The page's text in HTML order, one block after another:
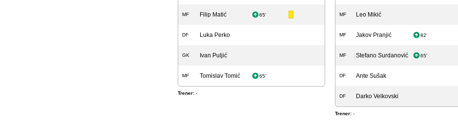
MF Filip Matić 65'
DF Luka Perko
GK Ivan Puljić
MF Tomislav Tomić 65'
Trener: -
MF Leo Mikić
MF Jakov Pranjić 82'
MF Stefano Surdanović 65'
DF Ante Sušak
DF Darko Velkovski
Trener: -